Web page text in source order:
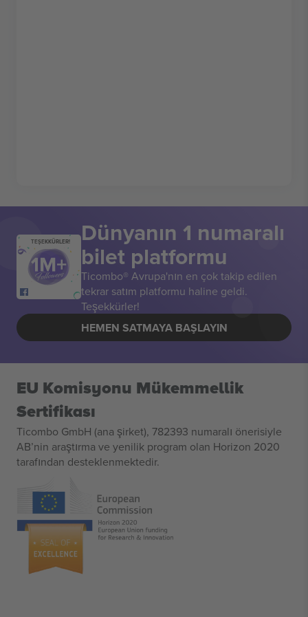
TEŞEKKÜRLER! Dünyanın 1 numaralı
bilet platformu
Ticombo® Avrupa'nın en çok takip edilen
tekrar satım platformu haline geldi.
Teşekkürler!
HEMEN SATMAYA BAŞLAYIN
EU Komisyonu Mükemmellik
Sertifikası
Ticombo GmbH (ana şirket), 782393 numaralı önerisiyle
AB’nin araştırma ve yenilik program olan Horizon 2020
tarafından desteklenmektedir.